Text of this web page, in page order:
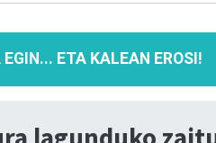
ETA KALEAN EROSI!